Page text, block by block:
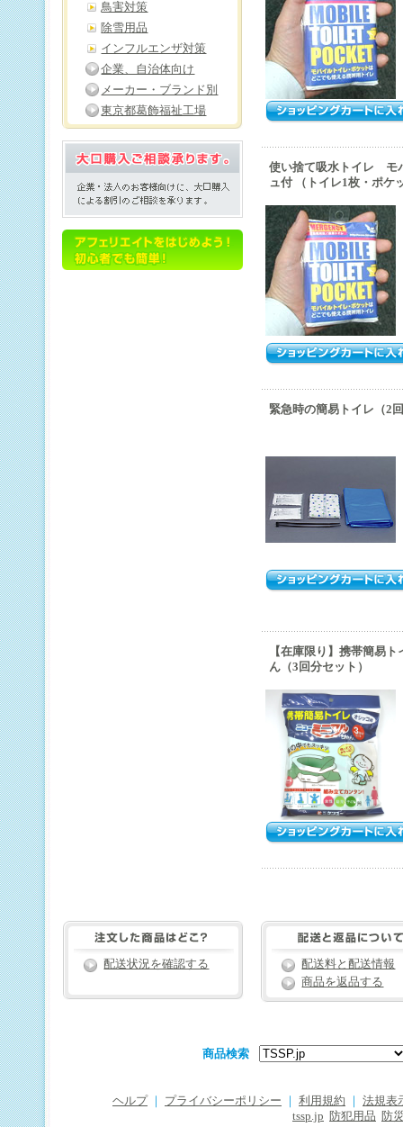
使い捨て吸水トイレ モ
ュ付 （トイレ1枚・ポケ
緊急時の簡易トイレ（2
【在庫限り】携帯簡易
ん（3回分セット）
鳥害対策
除雪用品
インフルエンザ対策
企業、自治体向け
メーカー・ブランド別
東京都葛飾福祉工場
配送状況を確認する
配送料と配送情報
商品を返品する
商品検索
ヘルプ プライバシーポリシー 利用規約
法規表
tssp.jp
防犯用品 防